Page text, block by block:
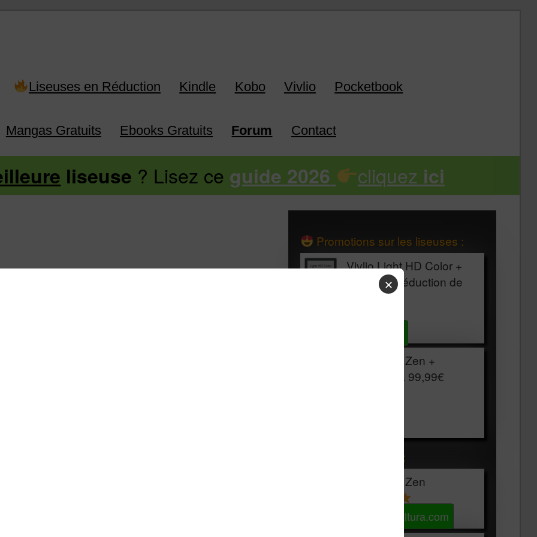
Liseuses en Réduction Kindle Kobo Vivlio Pocketbook
Mangas Gratuits Ebooks Gratuits Forum Contact
liseuse ? Lisez ce guide 2026 cliquez ici
des
Promotions sur les liseuses :
Vivlio Light HD Color +
HOUSSE réduction de
Vivlio Light Zen +
HOUSSE à 99,99€
Les accessibles :
Vivlio Light Zen
Voir sur Cultura.com
✕